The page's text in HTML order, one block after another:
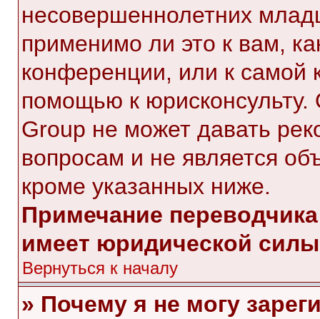
несовершеннолетних
применимо ли это к вам,
конференции, или к самой
помощью к
Group не может давать
вопросам и не является
кроме указанных ниже.
Примечание
имеет юридической
Вернуться к началу
» Почему я не могу